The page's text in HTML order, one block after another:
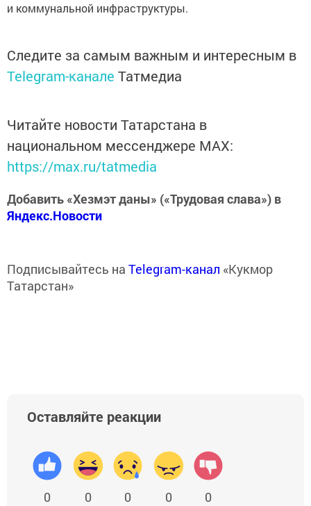
и коммунальной инфраструктуры.
Следите за самым важным и интересным в
Telegram-канале Татмедиа
Читайте новости Татарстана в
национальном мессенджере MАХ:
https://max.ru/tatmedia
Добавить «Хезмэт даны» («Трудовая слава») в
Яндекс.Новости
Подписывайтесь на Telegram-канал «Кукмор
Татарстан»
Оставляйте реакции
0 0 0 0 0